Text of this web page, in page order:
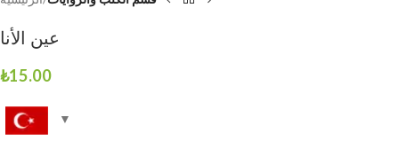
عين الأنا
₺15.00